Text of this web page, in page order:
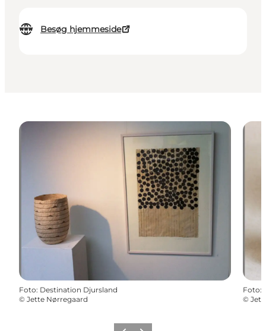
Besøg hjemmeside
Foto: Destination Djursland
© Jette Nørregaard
Foto:
©